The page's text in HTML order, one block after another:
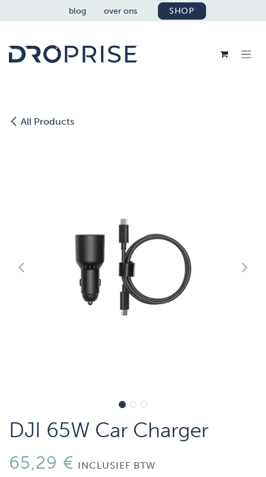
OVERSLAAN NAAR INHOUD
blog over ons SHOP
All Products
DJI 65W Car Charger
65,29 € INCLUSIEF BTW